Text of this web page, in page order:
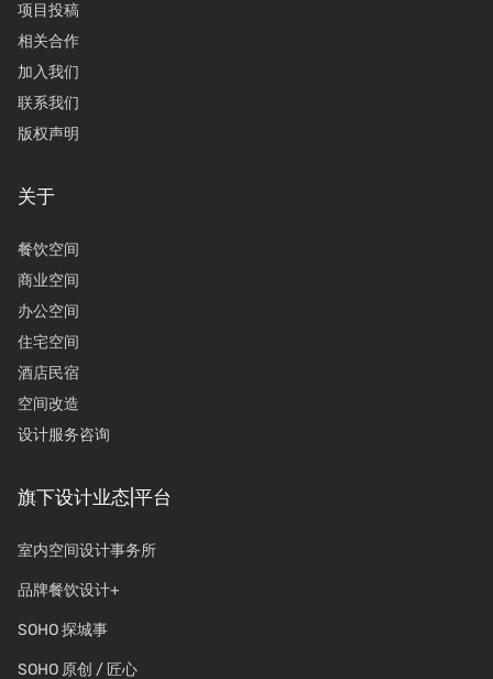
项目投稿
相关合作
加入我们
联系我们
版权声明
关于
餐饮空间
商业空间
办公空间
住宅空间
酒店民宿
空间改造
设计服务咨询
旗下设计业态|平台
室内空间设计事务所
品牌餐饮设计+
SOHO 探城事
SOHO 原创 / 匠心